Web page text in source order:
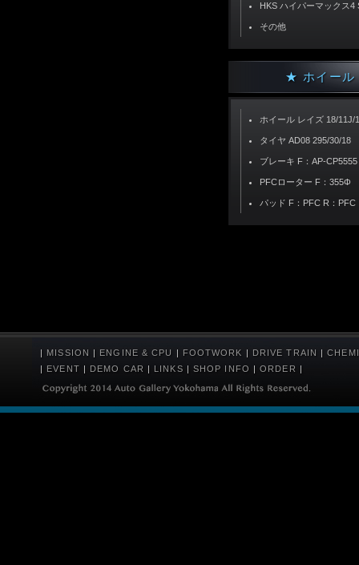
HKS ハイパーマックス4
その他
★ ホイール
ホイール レイズ 18/11J/
タイヤ AD08 295/30/18
ブレーキ F：AP-CP5555
PFCローター F：355Φ
パッド F：PFC R：PFC
| MISSION | ENGINE & CPU | FOOTWORK | DRIVE TRAIN |
| EVENT | DEMO CAR | LINKS | SHOP INFO |ORDER |